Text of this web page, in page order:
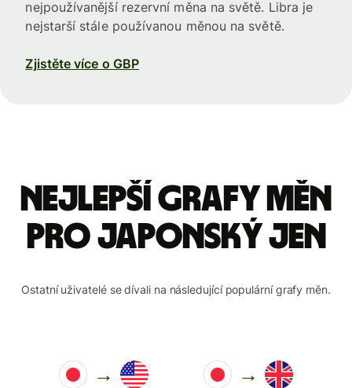
nejpoužívanější rezervní měna na světě. Libra je
nejstarší stále používanou měnou na světě.
Zjistěte více o GBP
Nejlepší grafy měn
pro japonský jen
Ostatní uživatelé se dívali na následující populární grafy měn.
→ →